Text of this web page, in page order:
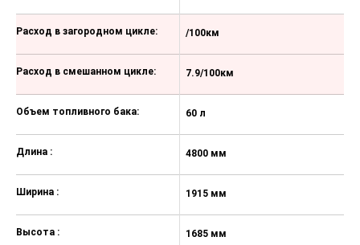
подлокотник
высоте
сидений
стекло
Третий задний подголовник
Электрообогрев боковых зеркал
Расход в загородном цикле:
Расход в смешанном цикле:
Объем топливного бака:
Длина :
Ширина :
Высота :
/100км
7.9/100км
60 л
4800 мм
1915 мм
1685 мм